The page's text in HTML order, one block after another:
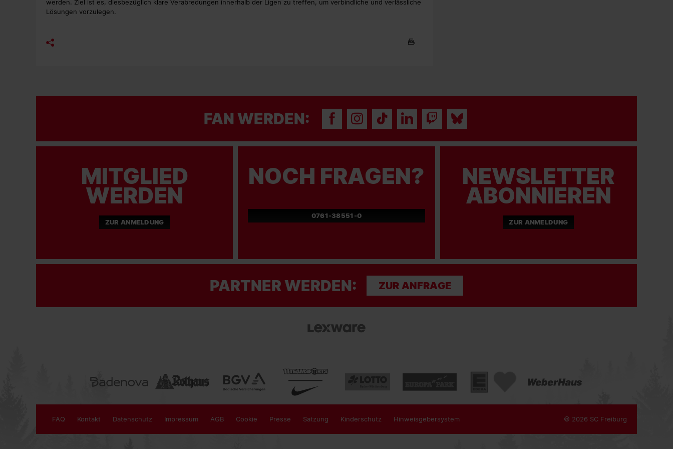
werden. Ziel ist es, diesbezüglich klare Verabredungen innerhalb der Ligen zu treffen, um verbindliche und verlässliche
Lösungen vorzulegen.
FAN WERDEN:
MITGLIED
WERDEN
ZUR ANMELDUNG
NOCH FRAGEN?
0761-38551-0
NEWSLETTER
ABONNIEREN
ZUR ANMELDUNG
PARTNER WERDEN: ZUR ANFRAGE
FAQ Kontakt Datenschutz Impressum AGB Cookie Presse Satzung Kinderschutz Hinweisgebersystem © 2026 SC Freiburg